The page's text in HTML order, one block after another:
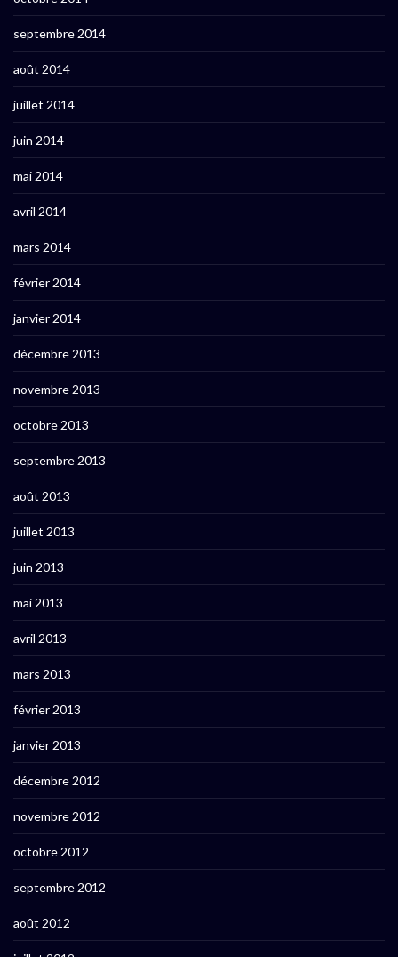
septembre 2014
août 2014
juillet 2014
juin 2014
mai 2014
avril 2014
mars 2014
février 2014
janvier 2014
décembre 2013
novembre 2013
octobre 2013
septembre 2013
août 2013
juillet 2013
juin 2013
mai 2013
avril 2013
mars 2013
février 2013
janvier 2013
décembre 2012
novembre 2012
octobre 2012
septembre 2012
août 2012